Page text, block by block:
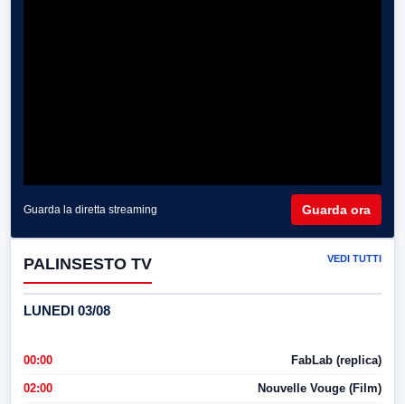
Guarda la diretta streaming Guarda ora
PALINSESTO TV VEDI TUTTI
LUNEDI 03/08
00:00 FabLab (replica)
02:00 Nouvelle Vouge (Film)